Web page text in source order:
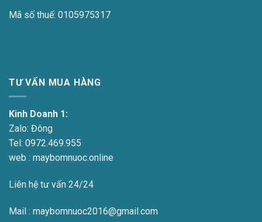
Mã số thuế: 0105975317
TƯ VẤN MUA HÀNG
Kinh Doanh 1:
Zalo: Đông
Tel: 0972.469.955
web : maybomnuoc.online
Liên hệ tư vấn 24/24
Mail : maybomnuoc2016@gmail.com